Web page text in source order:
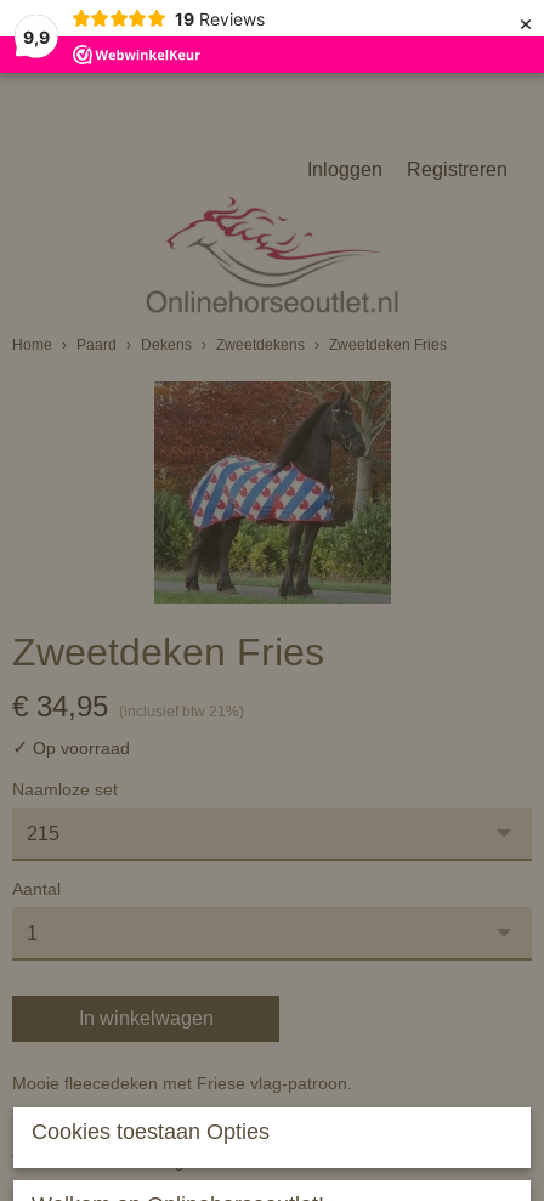
9,9
19 Reviews ×
Inloggen Registreren
Home › Paard › Dekens › Zweetdekens › Zweetdeken Fries
Zweetdeken Fries
€ 34,95 (inclusief btw 21%)
✓ Op voorraad
Naamloze set
Aantal
In winkelwagen
Mooie fleecedeken met Friese vlag-patroon.
Maat 205 en 215
Voorzien van kruissingels.
Cookies toestaan Opties